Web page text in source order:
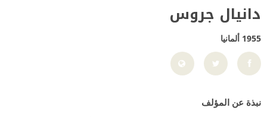
دانيال جروس
1955 ألمانيا
نبذة عن المؤلف